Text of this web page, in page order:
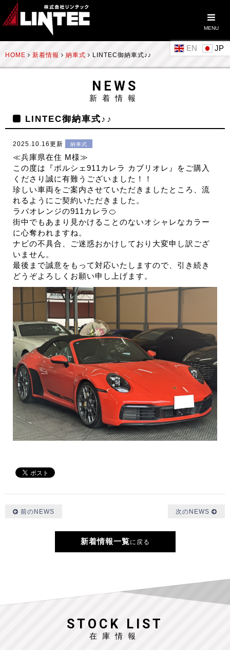
MENU
EN
HOME 新着情報 納車式 LINTEC御納車式♪♪
NEWS
新着情報
LINTEC御納車式♪♪
2025.10.16更新 納車式
≪兵庫県在住 M様≫
この度は『ポルシェ911カレラ カブリオレ』をご購入
くださり誠に有難うございました！！
珍しい車両をご案内させていただきましたところ、流
れるようにご契約いただきました。
ラバオレンジの911カレラ🍊
街中でもあまり見かけることのないオシャレなカラー
に心奪われますね。
ナビの不具合、ご迷惑おかけしており大変申し訳ござ
いません。
最後まで誠意をもって対応いたしますので、引き続き
どうぞよろしくお願い申し上げます。
前のNEWS 次のNEWS
新着情報一覧に戻る
STOCK LIST
在庫情報